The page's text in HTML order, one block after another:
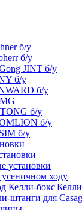
б/у
б/у
JINT б/у
б/у
б/у
б/у
б/у
б/у
установки
ходу
Келли-
штанги для